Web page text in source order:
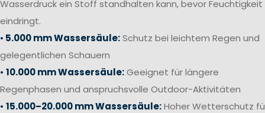
Wasserdruck ein Stoff standhalten kann, bevor Feuchtigkeit
eindringt.
• 5.000 mm Wassersäule:Schutz bei leichtem Regen und
gelegentlichen Schauern
• 10.000 mm Wassersäule:Geeignet für längere
Regenphasen und anspruchsvolle Outdoor-Aktivitäten
• 15.000–20.000 mm Wassersäule:Hoher Wetterschutz